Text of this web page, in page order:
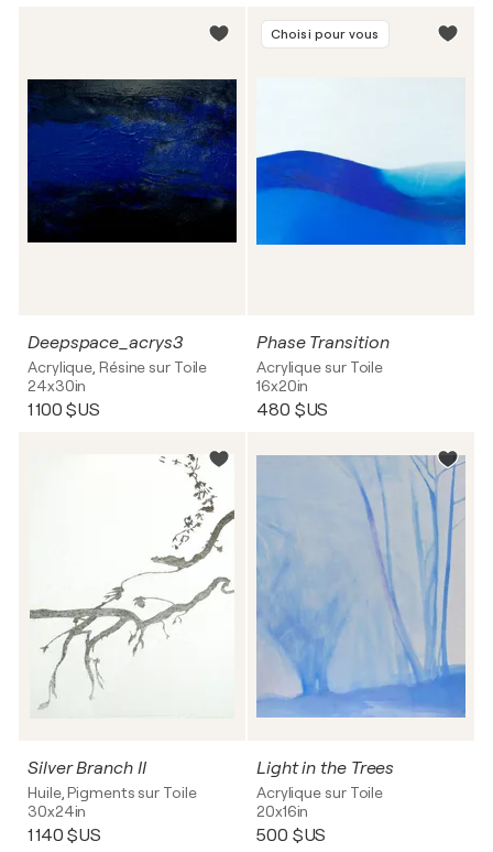
Deepspace_acrys3
Acrylique, Résine sur Toile
24x30in
1 100 $US
Choisi pour vous
Phase Transition
Acrylique sur Toile
16x20in
480 $US
Silver Branch II
Huile, Pigments sur Toile
30x24in
1 140 $US
Light in the Trees
Acrylique sur Toile
20x16in
500 $US